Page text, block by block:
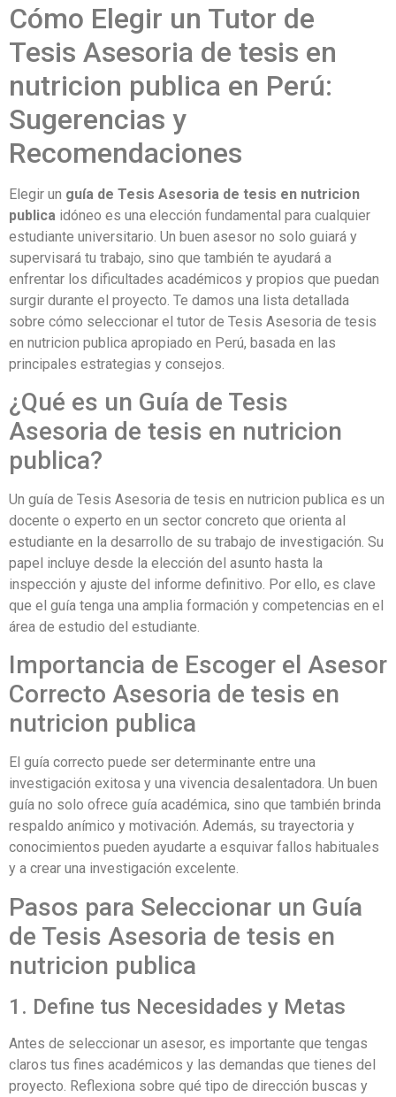
Cómo Elegir un Tutor de
Tesis Asesoria de tesis en
nutricion publica en Perú:
Sugerencias y
Recomendaciones
Elegir un guía de Tesis Asesoria de tesis en nutricion
publica idóneo es una elección fundamental para cualquier
estudiante universitario. Un buen asesor no solo guiará y
supervisará tu trabajo, sino que también te ayudará a
enfrentar los dificultades académicos y propios que puedan
surgir durante el proyecto. Te damos una lista detallada
sobre cómo seleccionar el tutor de Tesis Asesoria de tesis
en nutricion publica apropiado en Perú, basada en las
principales estrategias y consejos.
¿Qué es un Guía de Tesis
Asesoria de tesis en nutricion
publica?
Un guía de Tesis Asesoria de tesis en nutricion publica es un
docente o experto en un sector concreto que orienta al
estudiante en la desarrollo de su trabajo de investigación. Su
papel incluye desde la elección del asunto hasta la
inspección y ajuste del informe definitivo. Por ello, es clave
que el guía tenga una amplia formación y competencias en el
área de estudio del estudiante.
Importancia de Escoger el Asesor
Correcto Asesoria de tesis en
nutricion publica
El guía correcto puede ser determinante entre una
investigación exitosa y una vivencia desalentadora. Un buen
guía no solo ofrece guía académica, sino que también brinda
respaldo anímico y motivación. Además, su trayectoria y
conocimientos pueden ayudarte a esquivar fallos habituales
y a crear una investigación excelente.
Pasos para Seleccionar un Guía
de Tesis Asesoria de tesis en
nutricion publica
1. Define tus Necesidades y Metas
Antes de seleccionar un asesor, es importante que tengas
claros tus fines académicos y las demandas que tienes del
proyecto. Reflexiona sobre qué tipo de dirección buscas y